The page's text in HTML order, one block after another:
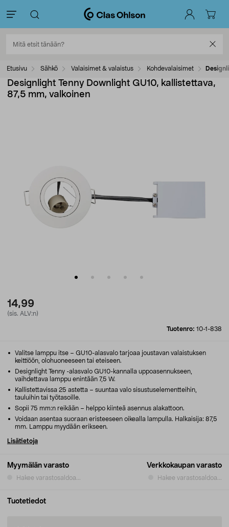
Etusivu Sähkö Valaisimet & valaistus Kohdevalaisimet
Designlight Tenny Downlight GU10, kallistettava,
87,5 mm, valkoinen
14,99
(sis. ALV:n)
Tuotenro: 10-1-838
Myymälän varasto
Hakee varastosaldoa...
Verkkokaupan varasto
Hakee varastosaldoa...
Valitse lamppu itse – GU10-alasvalo tarjoaa joustavan valaistuksen
keittiöön, olohuoneeseen tai eteiseen.
Designlight Tenny -alasvalo GU10-kannalla uppoasennukseen,
vaihdettava lamppu enintään 7,5 W.
Kallistettavissa 25 astetta – suuntaa valo sisustuselementteihin,
tauluihin tai työtasoille.
Sopii 75 mm:n reikään – helppo kiinteä asennus alakattoon.
Voidaan asentaa suoraan eristeeseen oikealla lampulla. Halkaisija: 87,5
mm. Lamppu myydään erikseen.
Lisätietoja
Tuotetiedot